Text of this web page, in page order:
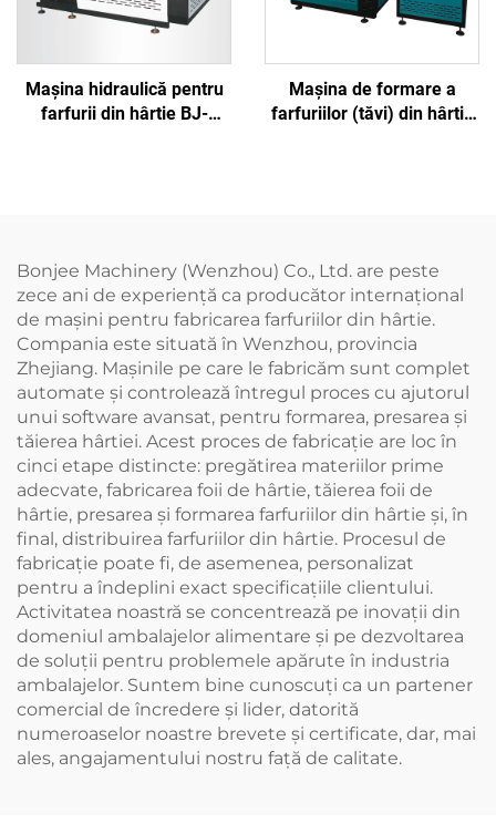
Mașina hidraulică pentru
farfurii din hârtie BJ-
Mașina de formare a
farfuriilor (tăvi) din hârtie
Bonjee Machinery (Wenzhou) Co., Ltd. are peste
zece ani de experiență ca producător internațional
de mașini pentru fabricarea farfuriilor din hârtie.
Compania este situată în Wenzhou, provincia
Zhejiang. Mașinile pe care le fabricăm sunt complet
automate și controlează întregul proces cu ajutorul
unui software avansat, pentru formarea, presarea și
tăierea hârtiei. Acest proces de fabricație are loc în
cinci etape distincte: pregătirea materiilor prime
adecvate, fabricarea foii de hârtie, tăierea foii de
hârtie, presarea și formarea farfuriilor din hârtie și, în
final, distribuirea farfuriilor din hârtie. Procesul de
fabricație poate fi, de asemenea, personalizat
pentru a îndeplini exact specificațiile clientului.
Activitatea noastră se concentrează pe inovații din
domeniul ambalajelor alimentare și pe dezvoltarea
de soluții pentru problemele apărute în industria
ambalajelor. Suntem bine cunoscuți ca un partener
comercial de încredere și lider, datorită
numeroaselor noastre brevete și certificate, dar, mai
ales, angajamentului nostru față de calitate.